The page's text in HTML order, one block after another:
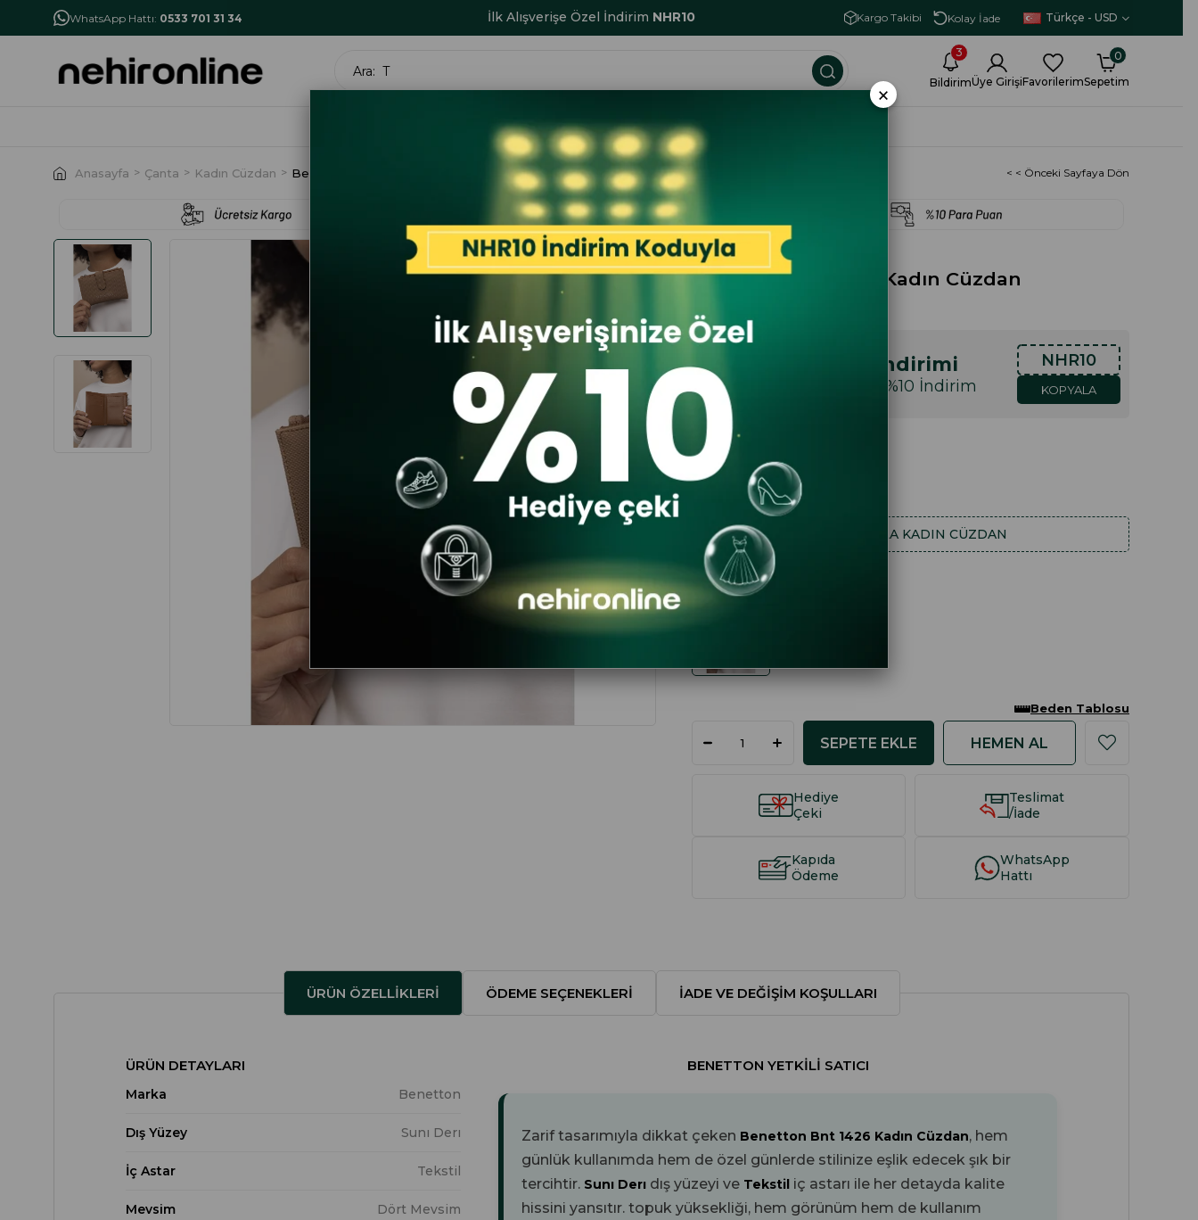
WhatsApp Hattı: 0533 701 31 34
İlk Alışverişe Özel İndirim NHR10 1500 TL ve Üzeri Ücretsiz Kargo Vade Farksız 3 Taksit İmkanı
Kargo Takibi Kolay İade Türkçe - USD
Bildirim
3
Üye GirişiFavorilerimSepetim
0
ERKEK ÇOCUK AKSESUAR SERİ SONU İNDİRİMİ
Anasayfa Çanta Kadın Cüzdan Benetton Bnt 1426 Kadın Cüzdan Camel < < Önceki Sayfaya Dön
Benetton
Benetton Bnt 1426 Kadın Cüzdan
İlk Alışveriş İndirimi
İlk Alışveriş Özel %10 İndirim
NHR10
KOPYALA
$23.11
DAHA FAZLA KADIN CÜZDAN
RENK
Beden Tablosu
Hediye
Çeki
Teslimat
/İade
Kapıda
Ödeme
WhatsApp
Hattı
ÜRÜN ÖZELLIKLERI ÖDEME SEÇENEKLERI İADE VE DEĞIŞIM KOŞULLARI
ÜRÜN DETAYLARI
Marka Benetton
Dış Yüzey Sunı Derı
İç Astar Tekstil
Mevsim Dört Mevsim
BENETTON YETKILI SATICI
Zarif tasarımıyla dikkat çeken Benetton Bnt 1426 Kadın Cüzdan, hem
günlük kullanımda hem de özel günlerde stilinize eşlik edecek şık bir
tercihtir. Sunı Derı dış yüzeyi ve Tekstil iç astarı ile her detayda kalite
hissini yansıtır. topuk yüksekliği, hem görünüm hem de kullanım
×